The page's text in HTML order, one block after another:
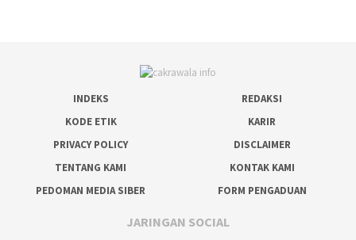
INDEKS
REDAKSI
KODE ETIK
KARIR
PRIVACY POLICY
DISCLAIMER
TENTANG KAMI
KONTAK KAMI
PEDOMAN MEDIA SIBER
FORM PENGADUAN
JARINGAN SOCIAL